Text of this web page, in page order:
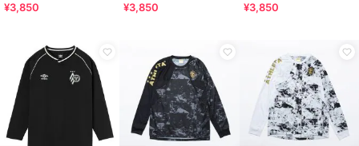
¥3,850 ¥3,850 ¥3,850